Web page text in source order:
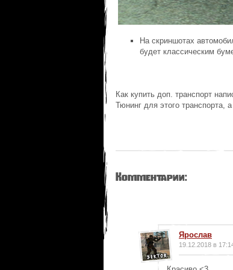
На скриншотах
будет классическим
Как купить доп. транспорт
Тюнинг для этого транспорта,
Комментарии:
Ярослав
19.12.2018 в